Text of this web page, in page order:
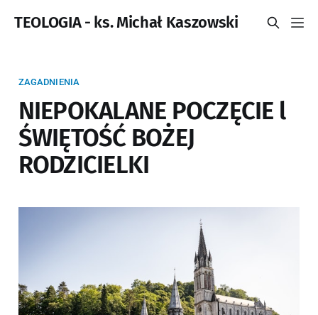
TEOLOGIA - ks. Michał Kaszowski
ZAGADNIENIA
NIEPOKALANE POCZĘCIE l
ŚWIĘTOŚĆ BOŻEJ
RODZICIELKI